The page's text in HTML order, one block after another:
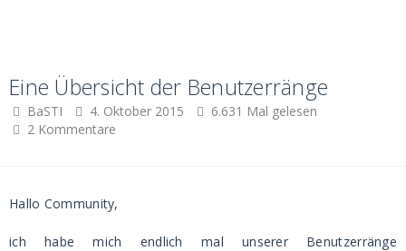
Eine Übersicht der Benutzerränge
BaSTI 4. Oktober 2015
6.631 Mal gelesen
2 Kommentare
Hallo Community,
ich habe mich endlich mal unserer Benutzerränge